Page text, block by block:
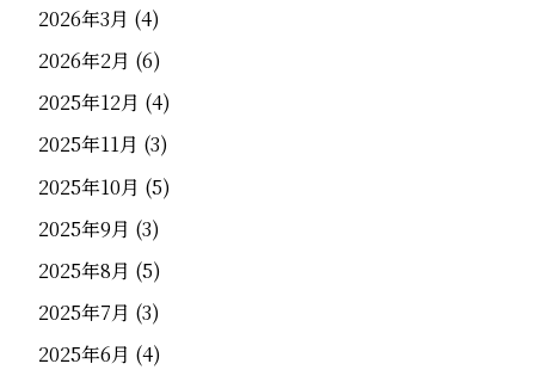
2026年3月 (4)
2026年2月 (6)
2025年12月 (4)
2025年11月 (3)
2025年10月 (5)
2025年9月 (3)
2025年8月 (5)
2025年7月 (3)
2025年6月 (4)